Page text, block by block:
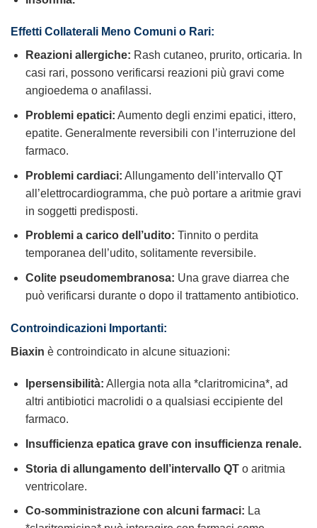
Effetti Collaterali Meno Comuni o Rari:
Reazioni allergiche: Rash cutaneo, prurito, orticaria. In
casi rari, possono verificarsi reazioni più gravi come
angioedema o anafilassi.
Problemi epatici: Aumento degli enzimi epatici, ittero,
epatite. Generalmente reversibili con l’interruzione del
farmaco.
Problemi cardiaci: Allungamento dell’intervallo QT
all’elettrocardiogramma, che può portare a aritmie gravi
in soggetti predisposti.
Problemi a carico dell’udito: Tinnito o perdita
temporanea dell’udito, solitamente reversibile.
Colite pseudomembranosa: Una grave diarrea che
può verificarsi durante o dopo il trattamento antibiotico.
Controindicazioni Importanti:
Biaxin è controindicato in alcune situazioni:
Ipersensibilità: Allergia nota alla *claritromicina*, ad
altri antibiotici macrolidi o a qualsiasi eccipiente del
farmaco.
Insufficienza epatica grave con insufficienza renale.
Storia di allungamento dell’intervallo QTo aritmia
ventricolare.
Co-somministrazione con alcuni farmaci: La